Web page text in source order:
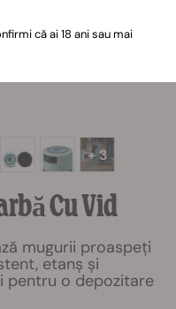
+ 3
Cu Vid
mugurii proaspeți
etanș și
pentru o depozitare
că ai 18 ani sau mai